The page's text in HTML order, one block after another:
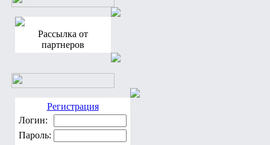
Рассылка от
партнеров
Регистрация
Логин:
Пароль: